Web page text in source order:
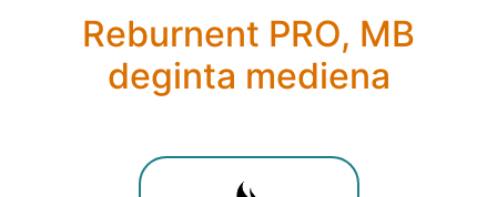
Reburnent PRO, MB
deginta mediena